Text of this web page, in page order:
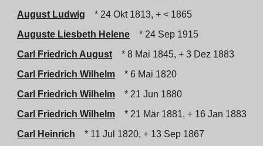
August Ludwig
* 24 Okt 1813, + < 1865
Auguste Liesbeth Helene
* 24 Sep 1915
Carl Friedrich August
* 8 Mai 1845, + 3 Dez 1883
Carl Friedrich Wilhelm
* 6 Mai 1820
Carl Friedrich Wilhelm
* 21 Jun 1880
Carl Friedrich Wilhelm
* 21 Mär 1881, + 16 Jan 1883
Carl Heinrich
* 11 Jul 1820, + 13 Sep 1867